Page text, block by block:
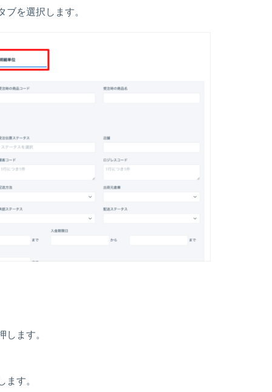
ブを選択します。
します。
ます。